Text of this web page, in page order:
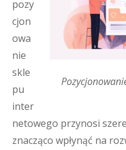
pozy
cjon
owa
nie
skle
pu
inter
netowego przynosi
znacząco wpłynąć na